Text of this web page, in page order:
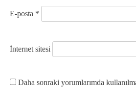
E-posta *
İnternet sitesi
Daha sonraki yorumlarımda